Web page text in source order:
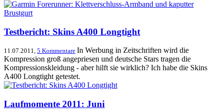
Testbericht: Skins A400 Longtight
11.07.2011, 5 Kommentare In Werbung in Zeitschriften wird die
Kompression groß angepriesen und deutsche Stars tragen die
Kompressionskleidung - aber hilft sie wirklich? Ich habe die Skins
A400 Longtight getestet.
Laufmomente 2011: Juni